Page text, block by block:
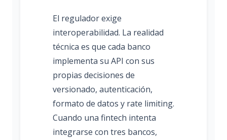
El regulador exige
interoperabilidad. La realidad
técnica es que cada banco
implementa su API con sus
propias decisiones de
versionado, autenticación,
formato de datos y rate limiting.
Cuando una fintech intenta
integrarse con tres bancos,